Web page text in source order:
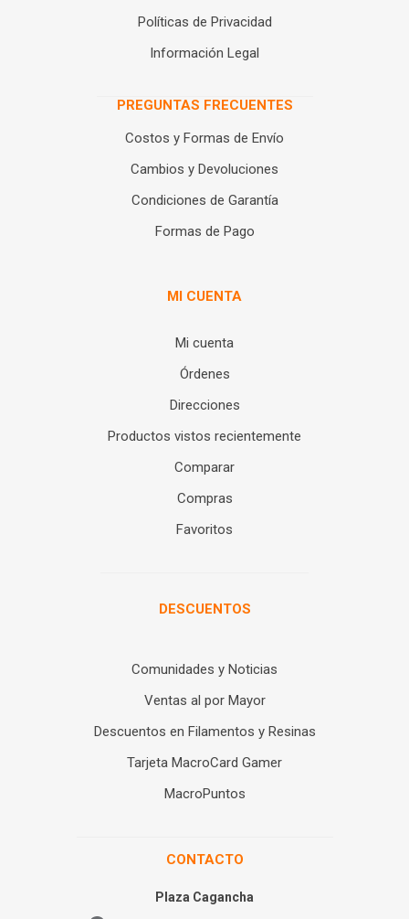
Políticas de Privacidad
Información Legal
PREGUNTAS FRECUENTES
Costos y Formas de Envío
Cambios y Devoluciones
Condiciones de Garantía
Formas de Pago
MI CUENTA
Mi cuenta
Órdenes
Direcciones
Productos vistos recientemente
Comparar
Compras
Favoritos
DESCUENTOS
Comunidades y Noticias
Ventas al por Mayor
Descuentos en Filamentos y Resinas
Tarjeta MacroCard Gamer
MacroPuntos
CONTACTO
Plaza Cagancha